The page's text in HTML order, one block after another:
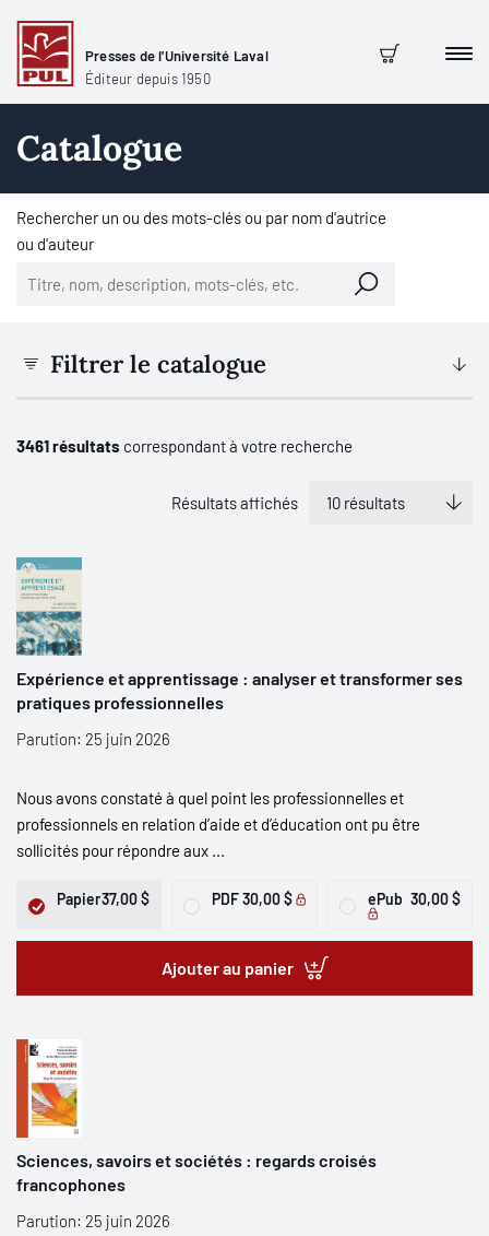
Presses de l'Université Laval
Éditeur depuis 1950
Panier
Catalogue
Rechercher un ou des mots-clés ou par nom d'autrice
ou d'auteur
Filtrer le catalogue
3461 résultats correspondant à votre recherche
Résultats affichés
Expérience et apprentissage : analyser et transformer ses
pratiques professionnelles
Parution: 25 juin 2026
Nous avons constaté à quel point les professionnelles et
professionnels en relation d’aide et d’éducation ont pu être
sollicités pour répondre aux ...
Papier37,00 $ PDF30,00 $ ePub 30,00 $
Ajouter au panier
Sciences, savoirs et sociétés : regards croisés
francophones
Parution: 25 juin 2026